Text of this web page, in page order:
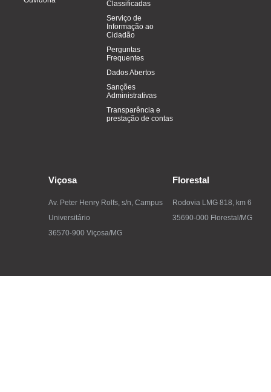
Classificadas
Serviço de
Informação ao
Cidadão
Perguntas
Frequentes
Dados Abertos
Sanções
Administrativas
Transparência e
prestação de contas
Viçosa
Av. Peter Henry Rolfs, s/n, Campus
Universitário
36570-900 Viçosa/MG
Florestal
Rodovia LMG 818, km 6
35690-000 Florestal/MG